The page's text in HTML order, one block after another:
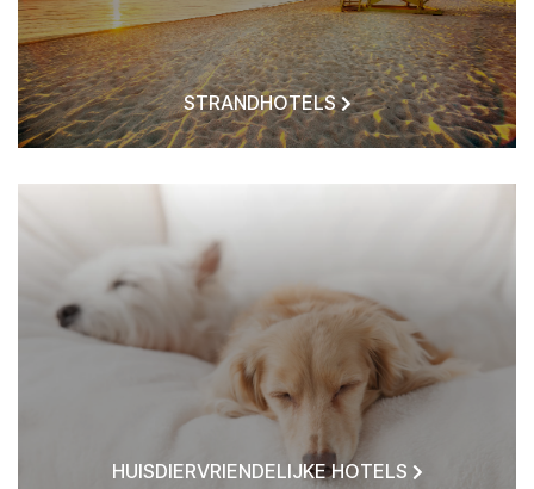
STRANDHOTELS
HUISDIERVRIENDELIJKE HOTELS